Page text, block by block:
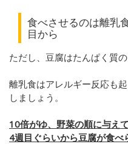
食べさせるのは離乳
目から
ただし、豆腐はたんぱく質
離乳食はアレルギー反応も
しましょう。
10倍がゆ、野菜の順に与え
4週目ぐらいから豆腐が食べ